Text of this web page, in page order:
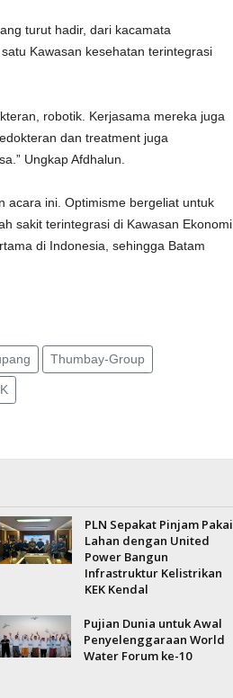
turut hadir, dari kacamata
Kawasan kesehatan terintegrasi
robotik. Kerjasama mereka juga
dan treatment juga
Ungkap Afdhalun.
acara ini. Optimisme bergeliat untuk
sakit terintegrasi di Kawasan Ekonomi
di Indonesia, sehingga Batam
Thumbay-Group
PLN Sepakat Pinjam Pakai
Lahan dengan United
Power Bangun
Infrastruktur Kelistrikan
KEK Kendal
Pujian Dunia untuk Awal
Penyelenggaraan World
Water Forum ke-10